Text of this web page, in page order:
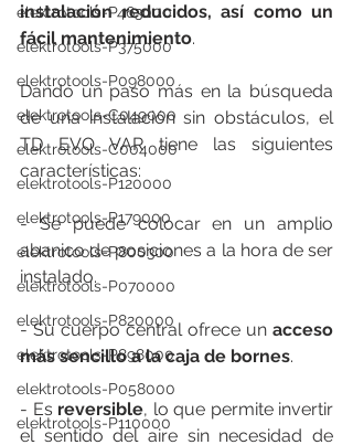
elektrotools-P463000
elektrotools-P375000
elektrotools-P098000
elektrotools-C049000
elektrotools-C004000
elektrotools-P120000
elektrotools-P179000
elektrotools-P800300
elektrotools-P070000
elektrotools-P820000
elektrotools-P898000
elektrotools-P058000
elektrotools-P110000
instalación reducidos, así como un
fácil mantenimiento.
Dando un paso más en la búsqueda
de una instalación sin obstáculos, el
TD EVO VAR tiene las siguientes
características:
- Se puede colocar en un amplio
abanico de posiciones a la hora de ser
instalado.
- Su cuerpo central ofrece un acceso
más sencillo a la caja de bornes.
- Es reversible, lo que permite invertir
el sentido del aire sin necesidad de